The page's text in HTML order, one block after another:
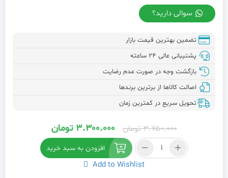
سوالی دارید؟
تضمین بهترین قیمت بازار
پشتیبانی عالی ۲۴ ساعته
بازگشت وجه در صورت عدم رضایت
اصالت کالاها از برترین برندها
تحویل سریع در کمترین زمان
۳.۷۵۰.۰۰۰تومان
قیمت
اصلی:
۳.۷۵۰.۰۰۰ تومان
بود.
۳.۳۰۰.۰۰۰ تومانقیمت
فعلی:
۳.۳۰۰.۰۰۰ تومان.
توپ
افزودن به سبد خرید
Add to Wishlist